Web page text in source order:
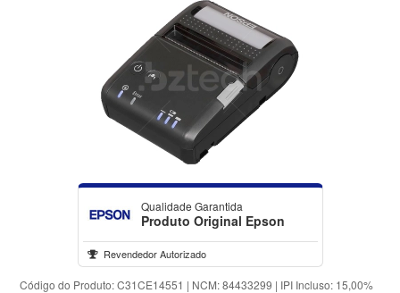
Qualidade Garantida
Produto Original Epson
Revendedor Autorizado
Código do Produto: C31CE14551 | NCM: 84433299 | IPI Incluso: 15,00%